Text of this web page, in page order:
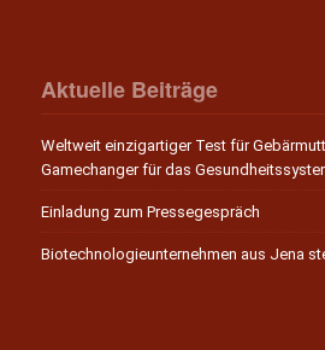
Aktuelle Beiträge
Weltweit einzigartiger Test für
Gamechanger für das
Einladung zum Pressegespräch
Biotechnologieunternehmen aus Jena